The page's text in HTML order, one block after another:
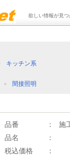
欲しい情報が見
キッチン系
間接照明
品番 ：
施
品名
：
税込価格
：